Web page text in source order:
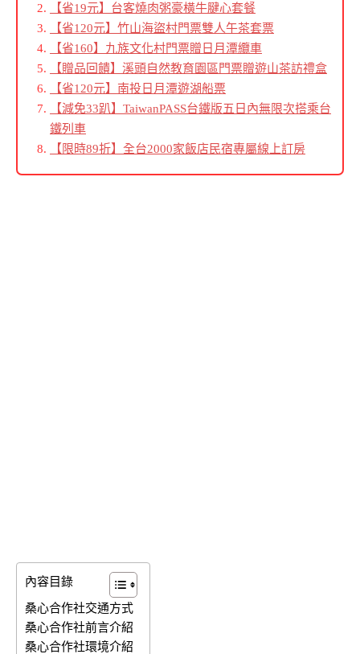
【省19元】台客燒肉粥豪橫牛腱心套餐
【省120元】竹山海盜村門票雙人午茶套票
【省160】九族文化村門票贈日月潭纜車
【贈品回饋】溪頭自然教育園區門票贈遊山茶訪禮盒
【省120元】南投日月潭遊湖船票
【減免33趴】TaiwanPASS台鐵版五日內無限次搭乘台
鐵列車
【限時89折】全台2000家飯店民宿專屬線上訂房
內容目錄
桑心合作社交通方式
桑心合作社前言介紹
桑心合作社環境介紹